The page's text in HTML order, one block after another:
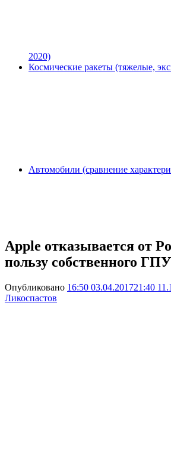
2020)
Космические ракеты (тяжелые,
Автомобили (сравнение
Apple отказывается от
пользу собственного ГПУ
Опубликовано 16:50 03.04.201721:40
Ликоспастов